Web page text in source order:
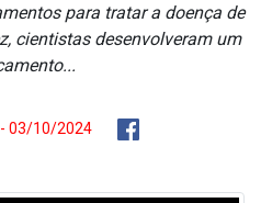
para tratar a doença de
cientistas desenvolveram um
03/10/2024